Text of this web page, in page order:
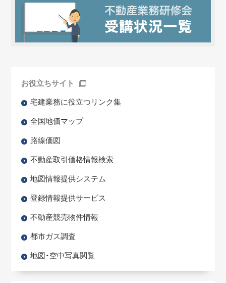
お役立ちサイト
宅建業務に役立つリンク集
全国地価マップ
路線価図
不動産取引価格情報検索
地図情報提供システム
登録情報提供サービス
不動産競売物件情報
都市ガス調査
地図・空中写真閲覧